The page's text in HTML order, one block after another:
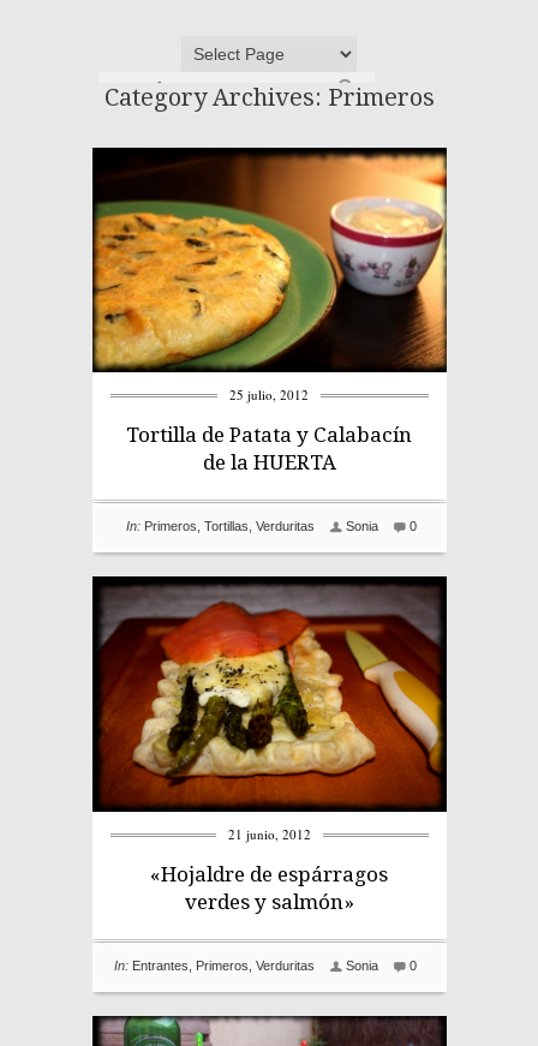
Category Archives: Primeros
25 julio, 2012
Tortilla de Patata y Calabacín
de la HUERTA
0
Sonia
In: Primeros Tortillas Verduritas
21 junio, 2012
«Hojaldre de espárragos
verdes y salmón»
0
Sonia
In: Entrantes Primeros Verduritas